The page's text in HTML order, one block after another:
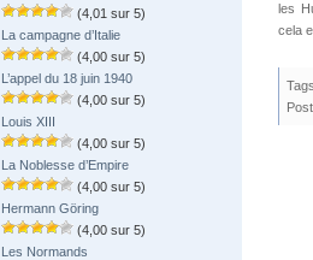
(4,01 sur 5)
La campagne d’Italie
(4,00 sur 5)
L’appel du 18 juin 1940
(4,00 sur 5)
Louis XIII
(4,00 sur 5)
La Noblesse d’Empire
(4,00 sur 5)
Hermann Göring
(4,00 sur 5)
Les Normands
les
cela